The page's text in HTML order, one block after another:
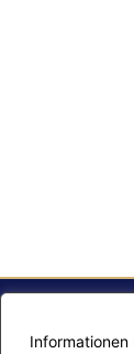
Informationen